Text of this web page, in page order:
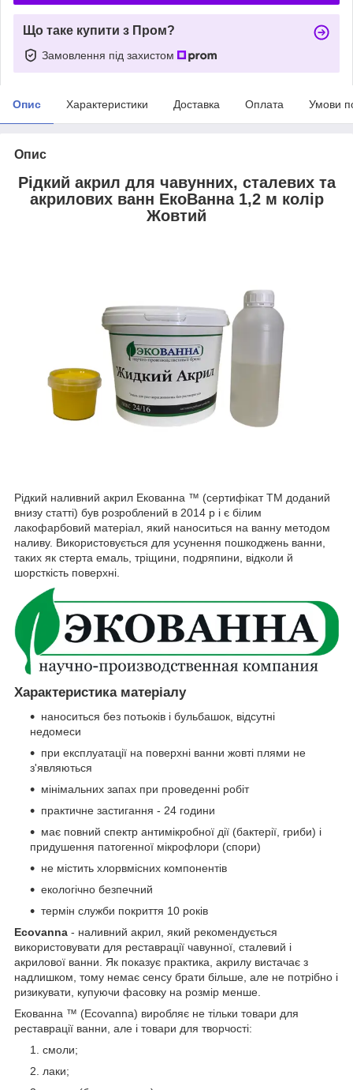
Що таке купити з Пром?
Замовлення під захистом
Опис Характеристики Доставка Оплата Умови
Опис
Рідкий акрил для чавунних, сталевих та
акрилових ванн ЕкоВанна 1,2 м колір
Жовтий
Рідкий наливний акрил Екованна ™ (сертифікат ТМ доданий
внизу статті) був розроблений в 2014 р і є білим
лакофарбовий матеріал, який наноситься на ванну методом
наливу. Використовується для усунення пошкоджень ванни,
таких як стерта емаль, тріщини, подряпини, відколи й
шорсткість поверхні.
Характеристика матеріалу
наноситься без потьоків і бульбашок, відсутні
недомеси
при експлуатації на поверхні ванни жовті плями не
з'являються
мінімальних запах при проведенні робіт
практичне застигання - 24 години
має повний спектр антимікробної дії (бактерії, гриби) і
придушення патогенної мікрофлори (спори)
не містить хлорвмісних компонентів
екологічно безпечний
термін служби покриття 10 років
Ecovanna - наливний акрил, який рекомендується
використовувати для реставрації чавунної, сталевий і
акрилової ванни. Як показує практика, акрилу вистачає з
надлишком, тому немає сенсу брати більше, але не потрібно і
ризикувати, купуючи фасовку на розмір менше.
Екованна ™ (Ecovanna) виробляє не тільки товари для
реставрації ванни, але і товари для творчості:
смоли;
лаки;